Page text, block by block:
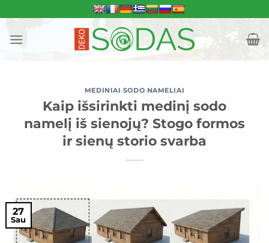
to
content
MEDINIAI SODO NAMELIAI
Kaip išsirinkti medinį sodo
namelį iš sienojų? Stogo formos
ir sienų storio svarba
27
Sau